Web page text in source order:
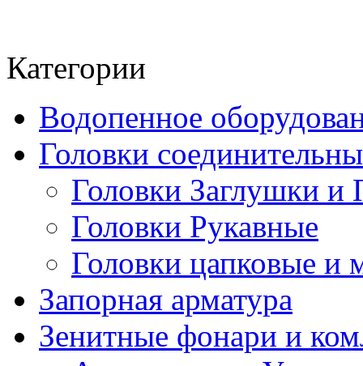
Категории
Водопенное
Головки
Головки Заглушки и
Головки Рукавные
Головки цапковые и
Запорная арматура
Зенитные фонари и